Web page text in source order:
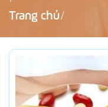
Trang chủ